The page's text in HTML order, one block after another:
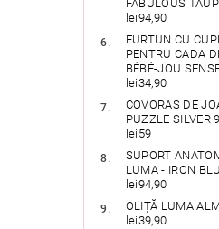
FABULOUS
lei94,90
FURTUN CU
PENTRU CADA
BÉBÉ-JOU
lei34,90
COVORAȘ DE
PUZZLE SILVER
lei59
SUPORT
LUMA - IRON
lei94,90
OLIȚĂ LUMA
lei39,90